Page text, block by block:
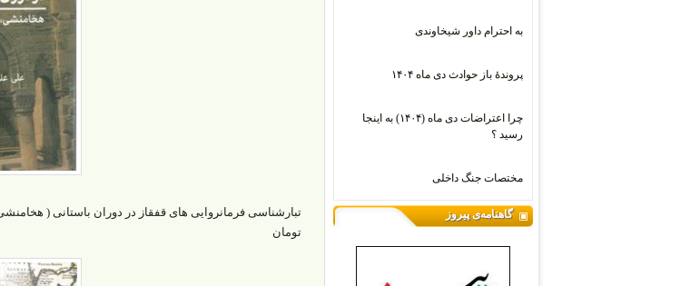
تومان
به احترام داور شیخاوندی
پروندۀ باز حوادث دی ماه ۱۴۰۴
چرا اعتراضات دی‌ ماه (۱۴۰۴) به اینجا
رسید ؟
مختصات جنگ داخلی
گاهنامه‌ی پیروز